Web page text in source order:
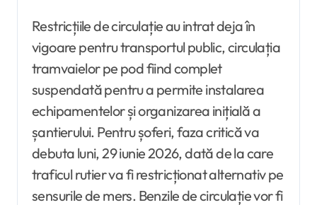
Restricțiile de circulație au intrat deja în
vigoare pentru transportul public, circulația
tramvaielor pe pod fiind complet
suspendată pentru a permite instalarea
echipamentelor și organizarea inițială a
șantierului. Pentru șoferi, faza critică va
debuta luni, 29 iunie 2026, dată de la care
traficul rutier va fi restricționat alternativ pe
sensurile de mers. Benzile de circulație vor fi